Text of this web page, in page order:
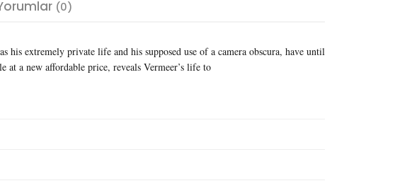
(0)
extremely private life and his supposed use of a camera obscura, have until
at a new affordable price, reveals Vermeer’s life to